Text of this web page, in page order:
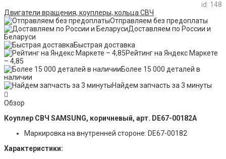
id: 148
Двигатели вращения, коуплеры, кольца СВЧ
Отправляем без предоплаты
Доставляем по России и
Беларуси
Быстрая доставка
Рейтинг на Яндекс Маркете
– 4,85
Более 15 000 деталей в
наличии
Найдем запчасть за 3 минуты
Обзор
Коуплер СВЧ SAMSUNG, коричневый, арт. DE67-00182A
Маркировка на внутренней стороне: DE67-00182
Характеристики: